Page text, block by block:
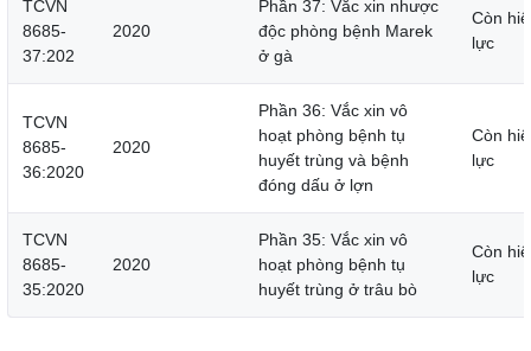
TCVN
8685-
37:202
2020
Phần 37: Vắc xin nhược
độc phòng bệnh Marek
ở gà
Còn
lực
TCVN
8685-
36:2020
2020
Phần 36: Vắc xin vô
hoạt phòng bệnh tụ
huyết trùng và bệnh
đóng dấu ở lợn
Còn
lực
TCVN
8685-
35:2020
2020
Phần 35: Vắc xin vô
hoạt phòng bệnh tụ
huyết trùng ở trâu bò
Còn
lực